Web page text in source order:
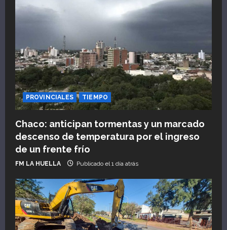
PROVINCIALES TIEMPO
Chaco: anticipan tormentas y un marcado
descenso de temperatura por el ingreso
de un frente frío
FM LA HUELLA Publicado el 1 día atrás